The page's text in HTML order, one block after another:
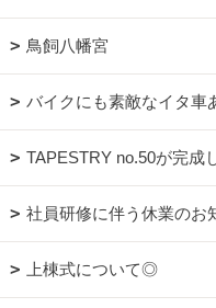
鳥飼八幡宮
バイクにも素敵なイタ車
TAPESTRY no.50が完成
社員研修に伴う休業のお
上棟式について◎